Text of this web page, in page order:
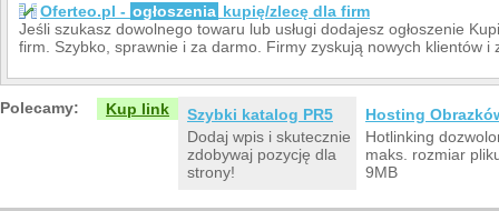
Oferteo.pl - ogłoszenia kupię/zlecę dla firm
Jeśli szukasz dowolnego towaru lub usługi dodajesz ogłoszenie
firm. Szybko, sprawnie i za darmo. Firmy zyskują nowych klientów i
Polecamy: Kup link
Szybki katalog PR5
Dodaj wpis i skutecznie
zdobywaj pozycję dla
strony!
Hosting
Hotlinking
maks. rozmiar
9MB